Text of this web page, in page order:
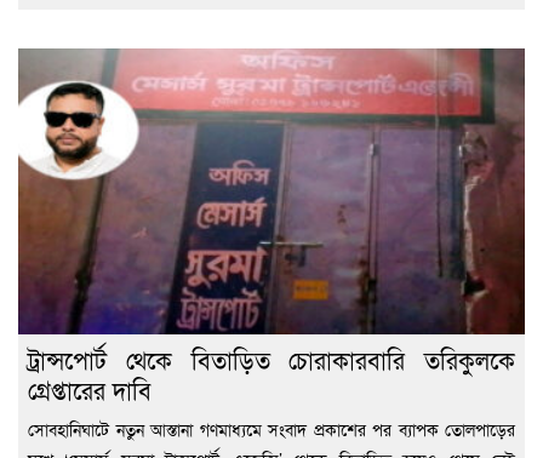
ট্রান্সপোর্ট থেকে বিতাড়িত চোরাকারবারি তরিকুলকে
গ্রেপ্তারের দাবি
সোবহানিঘাটে নতুন আস্তানা গণমাধ্যমে সংবাদ প্রকাশের পর ব্যাপক তোলপাড়ের